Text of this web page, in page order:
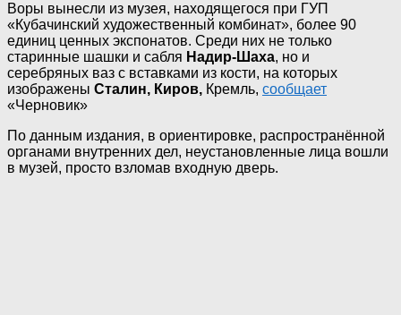
Воры вынесли из музея, находящегося при ГУП
«Кубачинский художественный комбинат», более 90
единиц ценных экспонатов. Среди них не только
старинные шашки и сабля Надир-Шаха, но и
серебряных ваз с вставками из кости, на которых
изображены Сталин, Киров, Кремль, сообщает
«Черновик»
По данным издания, в ориентировке, распространённой
органами внутренних дел, неустановленные лица вошли
в музей, просто взломав входную дверь.